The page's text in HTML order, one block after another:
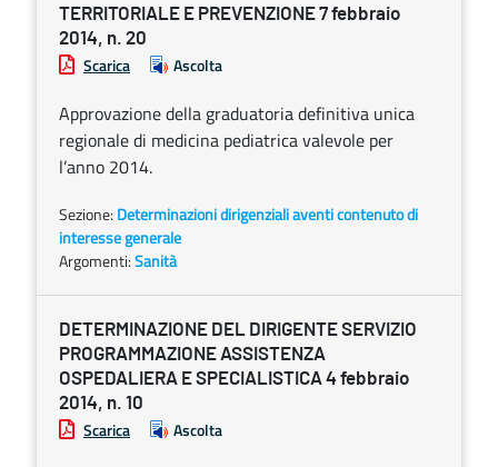
TERRITORIALE E PREVENZIONE 7 febbraio
2014, n. 20
Scarica Ascolta
Approvazione della graduatoria definitiva unica
regionale di medicina pediatrica valevole per
l’anno 2014.
Sezione: Determinazioni dirigenziali aventi contenuto di
interesse generale
Argomenti:Sanità
DETERMINAZIONE DEL DIRIGENTE SERVIZIO
PROGRAMMAZIONE ASSISTENZA
OSPEDALIERA E SPECIALISTICA 4 febbraio
2014, n. 10
Scarica Ascolta